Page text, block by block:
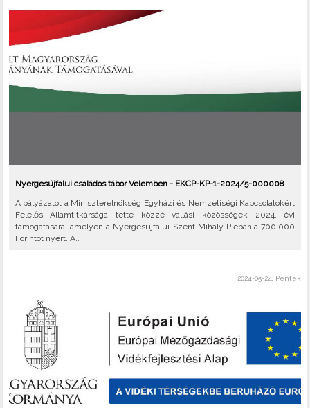
Nyergesújfalui családos tábor Velemben - EKCP-KP-1-2024/5-000008
A pályázatot a Miniszterelnökség Egyházi és Nemzetiségi Kapcsolatokért
Felelős Államtitkársága tette közzé vallási közösségek 2024. évi
támogatására, amelyen a Nyergesújfalui Szent Mihály Plébánia 700.000
Forintot nyert. A..
2024-05-24, Péntek